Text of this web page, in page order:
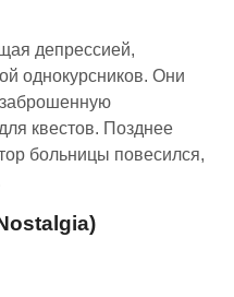
депрессией,
однокурсников. Они
квестов. Позднее
больницы повесился,